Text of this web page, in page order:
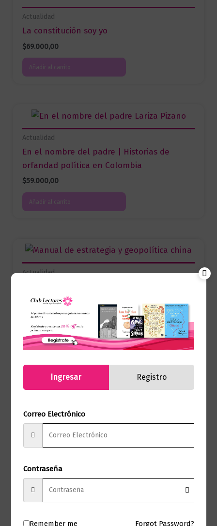
Actualidad
La constitución soy yo
$69.000,00
Añadir al carrito
Actualidad
En el nombre del padre | Historias de
orfandad política en Colombia
$59.000,00
Añadir al carrito
Actualidad
75.000,00
Actualidad
$65.000,00
Ingresar Registro
Correo Electrónico
Contraseña
Remember me Forgot Password?